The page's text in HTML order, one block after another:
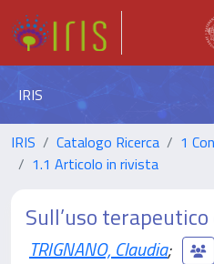
IRIS
IRIS Catalogo Ricerca
1
1.1 Articolo in rivista
Sull’uso
TRIGNANO, Claudia;